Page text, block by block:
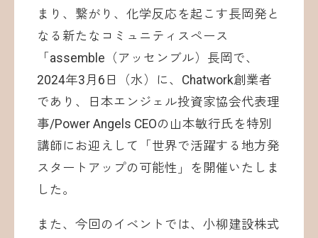
まり、繋がり、化学反応を起こす長岡発と
なる新たなコミュニティスペース
「assemble（アッセンブル）長岡で、
2024年3月6日（水）に、Chatwork創業者
であり、日本エンジェル投資家協会代表理
事/Power Angels CEOの山本敏行氏を特別
講師にお迎えして「世界で活躍する地方発
スタートアップの可能性」を開催いたしま
した。
また、今回のイベントでは、小柳建設株式